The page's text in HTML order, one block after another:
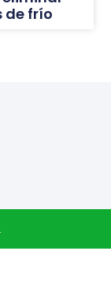
de frío